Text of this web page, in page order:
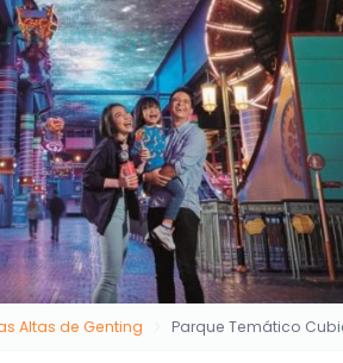
Altas de Genting Parque Temático